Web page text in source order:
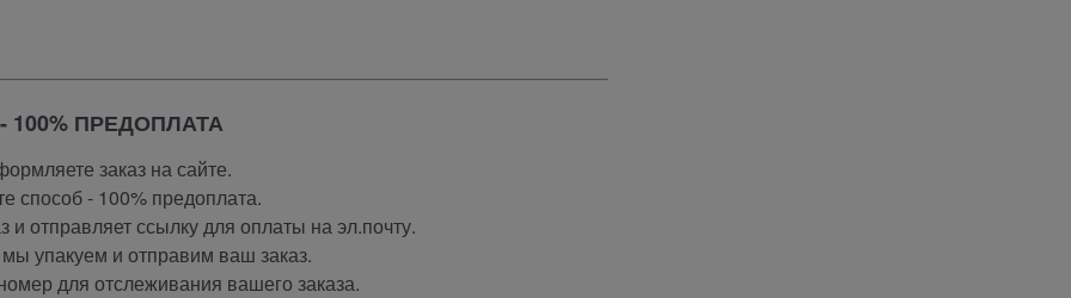
100% ПРЕДОПЛАТА
заказ на сайте.
способ - 100% предоплата.
и отправляет ссылку для оплаты на эл.почту.
упакуем и отправим ваш заказ.
для отслеживания вашего заказа.